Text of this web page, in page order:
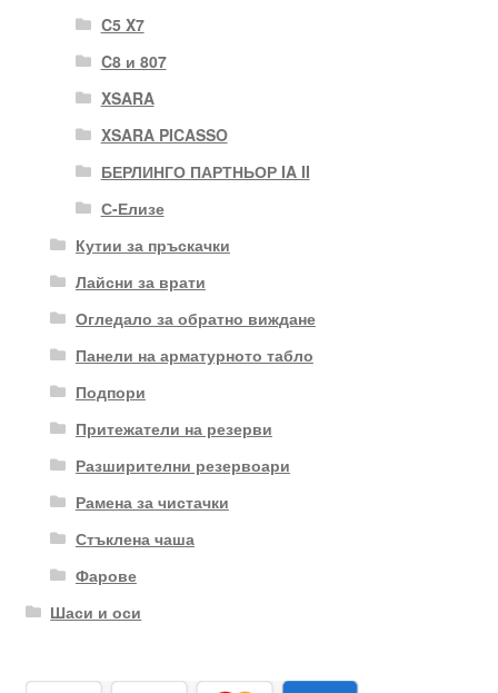
C5 X7
C8 и 807
XSARA
XSARA PICASSO
БЕРЛИНГО ПАРТНЬОР IA II
С-Елизе
Кутии за пръскачки
Лайсни за врати
Огледало за обратно виждане
Панели на арматурното табло
Подпори
Притежатели на резерви
Разширителни резервоари
Рамена за чистачки
Стъклена чаша
Фарове
Шаси и оси